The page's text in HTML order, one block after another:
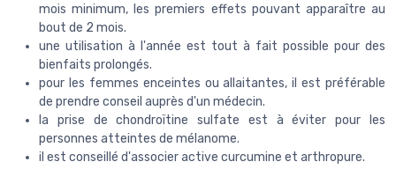
mois minimum, les premiers effets pouvant apparaître au
bout de 2 mois.
une utilisation à l'année est tout à fait possible pour des
bienfaits prolongés.
pour les femmes enceintes ou allaitantes, il est préférable
de prendre conseil auprès d'un médecin.
la prise de chondroïtine sulfate est à éviter pour les
personnes atteintes de mélanome.
il est conseillé d'associer active curcumine et arthropure.